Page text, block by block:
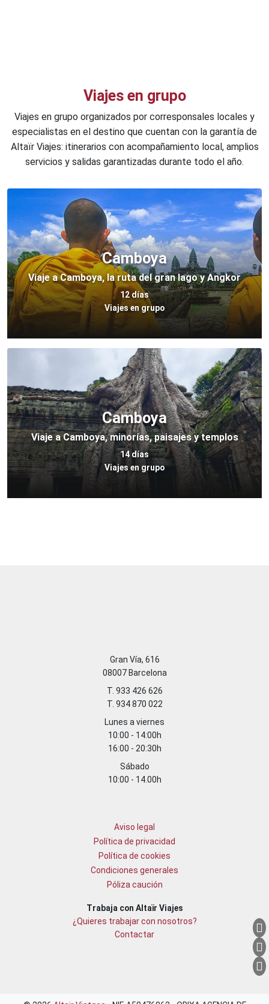
Viajes en grupo
Viajes en grupo organizados por corresponsales locales y
especialistas en el destino que cuentan con la garantía de
Altaïr Viajes: itinerarios con acompañamiento local, amplios
servicios y salidas garantizadas durante todo el año.
Camboya
Viaje a Camboya, la ruta del gran lago y Angkor
12 días
Viajes en grupo
Camboya
Viaje a Camboya, minorías, paisajes y templos
14 días
Viajes en grupo
Gran Vía, 616
08007 Barcelona
T. 933 426 626
T. 934 870 022
Lunes a viernes
10:00 - 14:00h
16:00 - 20:30h
Sábado
10:00 - 14.00h
Aviso legal
Política de privacidad
Política de cookies
Condiciones generales
Póliza caución
Trabaja con Altaïr Viajes
¿Quieres trabajar con nosotros?
Contactar